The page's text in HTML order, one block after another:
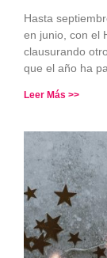
Hasta
en junio, con el
clausurando
que el año ha
Leer Más >>